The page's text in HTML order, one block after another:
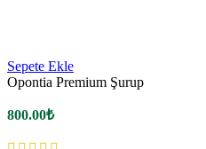
Sepete Ekle
Opontia Premium Şurup
800.00₺